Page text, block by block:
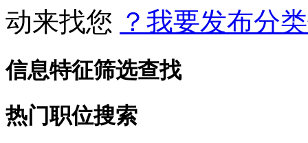
动来找您 ？我要发布分
信息特征筛选查找
热门职位搜索